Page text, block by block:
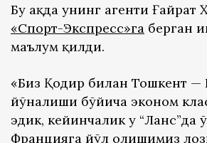
Бу ҳақда унинг агенти Ғайрат
«Спорт-Экспресс»га берган
маълум қилди.
«Биз Қодир билан Тошкент —
йўналиши бўйича эконом
эдик, кейинчалик у “Ланс”да
Францияга йўл олишимиз